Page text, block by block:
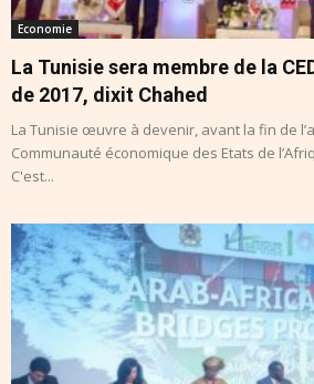
Economie
La Tunisie sera membre de la
de 2017, dixit Chahed
La Tunisie œuvre à devenir, avant la fin de
Communauté économique des Etats de
C'est...